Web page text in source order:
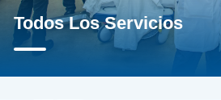
Todos Los Servicios